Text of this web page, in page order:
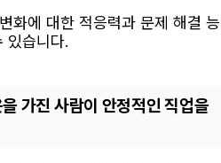
화에 대한 적응력과 문제 해결 능
있습니다.
가진 사람이 안정적인 직업을